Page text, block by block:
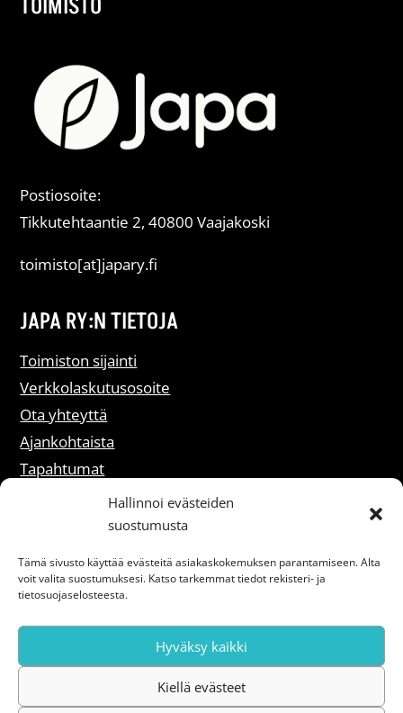
Hallinnoi evästeiden
suostumusta
Tämä sivusto käyttää evästeitä asiakaskokemuksen parantamiseen. Alta
voit valita suostumuksesi. Katso tarkemmat tiedot rekisteri- ja
tietosuojaselosteesta.
Hyväksy kaikki
Kiellä evästeet
TOIMISTO
Postiosoite:
Tikkutehtaantie 2, 40800 Vaajakoski
toimisto[at]japary.fi
JAPA RY:N TIETOJA
Toimiston sijainti
Verkkolaskutusosoite
Ota yhteyttä
Ajankohtaista
Tapahtumat
Liity jäseneksi
Saavutettavuusseloste